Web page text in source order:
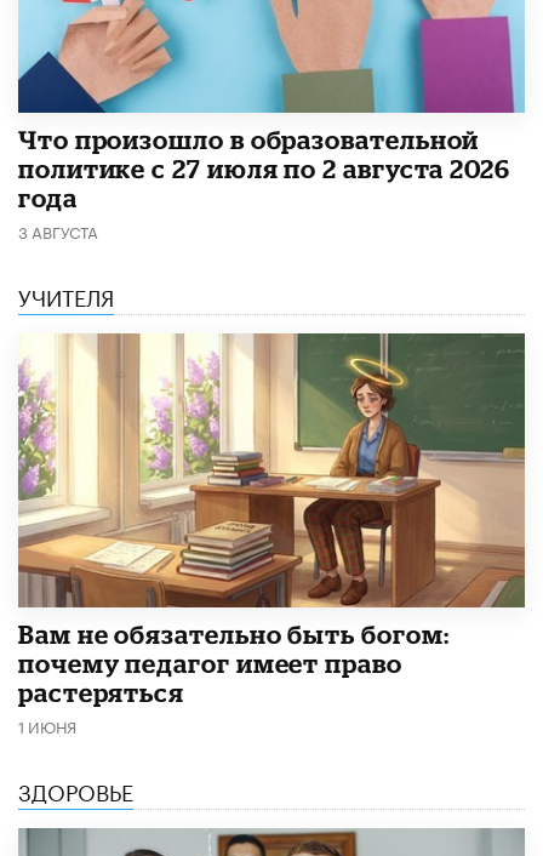
​Что произошло в образовательной
политике с 27 июля по 2 августа 2026
года
3 АВГУСТА
УЧИТЕЛЯ
​Вам не обязательно быть богом:
почему педагог имеет право
растеряться
1 ИЮНЯ
ЗДОРОВЬЕ